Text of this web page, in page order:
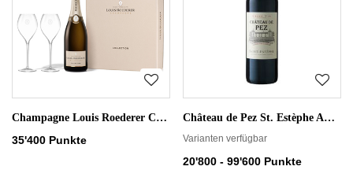
Champagne Louis Roederer Collection mit 2 Flûtes
35'400 Punkte
Château de Pez St. Estèphe AOC - rot
Varianten verfügbar
20'800 - 99'600 Punkte